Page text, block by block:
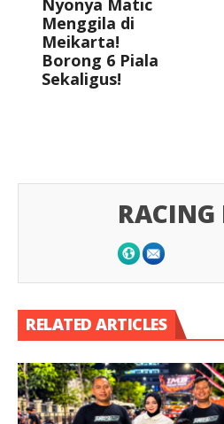
Nyonya Matic
Menggila di
Meikarta!
Borong 6 Piala
Sekaligus!
RELATED ARTICLES